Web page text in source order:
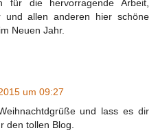
für die hervorragende Arbeit,
und allen anderen hier schöne
Neuen Jahr.
um 09:27
und lass es dir
den tollen Blog.